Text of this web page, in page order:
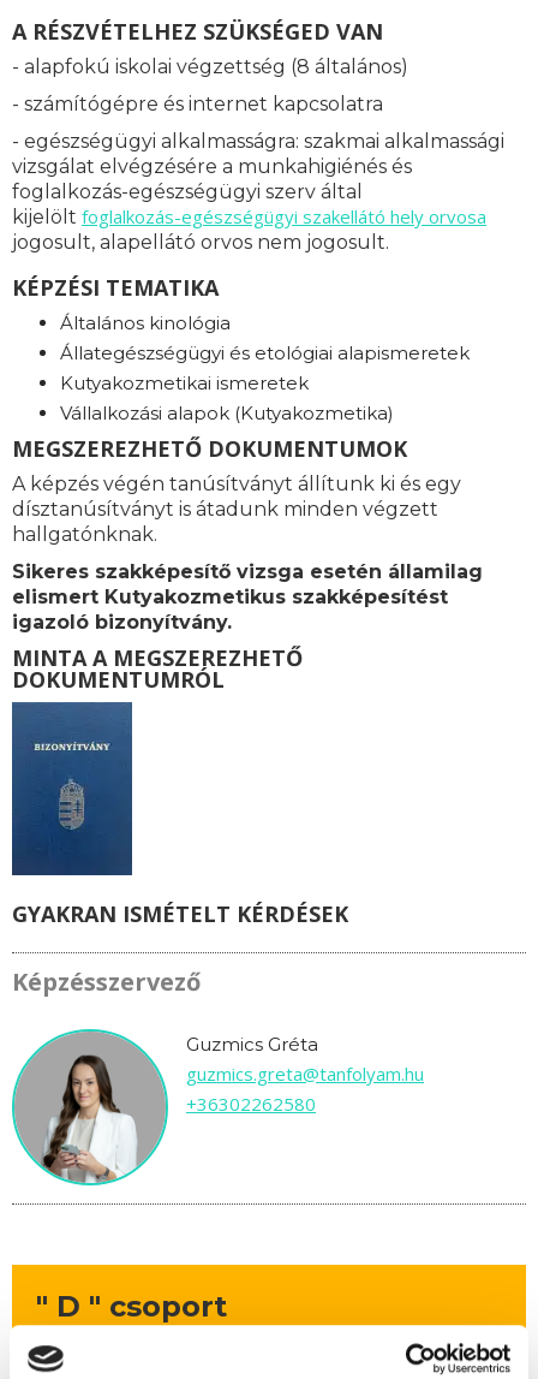
A RÉSZVÉTELHEZ SZÜKSÉGED VAN
- alapfokú iskolai végzettség (8 általános)
- számítógépre és internet kapcsolatra
- egészségügyi alkalmasságra: szakmai alkalmassági
vizsgálat elvégzésére a munkahigiénés és
foglalkozás-egészségügyi szerv által
kijelölt foglalkozás-egészségügyi szakellátó hely orvosa
jogosult, alapellátó orvos nem jogosult.
KÉPZÉSI TEMATIKA
Általános kinológia
Állategészségügyi és etológiai alapismeretek
Kutyakozmetikai ismeretek
Vállalkozási alapok (Kutyakozmetika)
MEGSZEREZHETŐ DOKUMENTUMOK
A képzés végén tanúsítványt állítunk ki és egy
dísztanúsítványt is átadunk minden végzett
hallgatónknak.
Sikeres szakképesítő vizsga esetén államilag
elismert Kutyakozmetikus szakképesítést
igazoló bizonyítvány.
MINTA A MEGSZEREZHETŐ
DOKUMENTUMRÓL
GYAKRAN ISMÉTELT KÉRDÉSEK
Képzésszervező
Guzmics Gréta
guzmics.greta@tanfolyam.hu
+36302262580
" D " csoport
50 nap az indulásig!